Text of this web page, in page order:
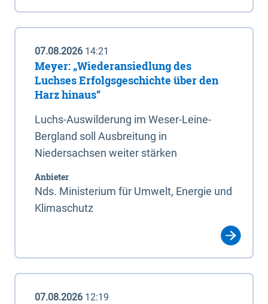
07.08.2026 14:21
Meyer: „Wiederansiedlung des
Luchses Erfolgsgeschichte über den
Harz hinaus“
Luchs-Auswilderung im Weser-Leine-
Bergland soll Ausbreitung in
Niedersachsen weiter stärken
Anbieter
Nds. Ministerium für Umwelt, Energie und
Klimaschutz
07.08.2026 12:19